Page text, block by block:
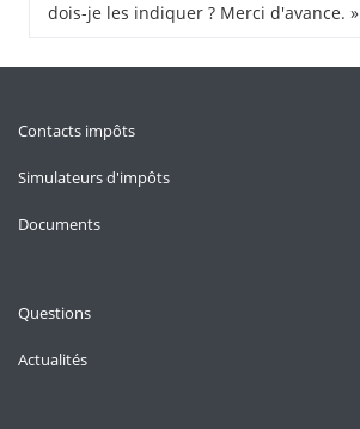
dois-je les indiquer ? Merci d'avance. »
Contacts impôts
Simulateurs d'impôts
Documents
Questions
Actualités